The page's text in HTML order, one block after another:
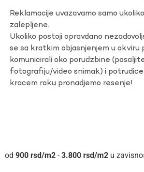
Reklamacije uvazavamo samo
zalepljene.
Ukoliko postoji opravdano
se sa kratkim objasnjenjem u okviru
komunicirali oko porudzbine
fotografiju/video snimak) i
kracem roku pronadjemo resenje!
900 rsd - 3.800 rsd u